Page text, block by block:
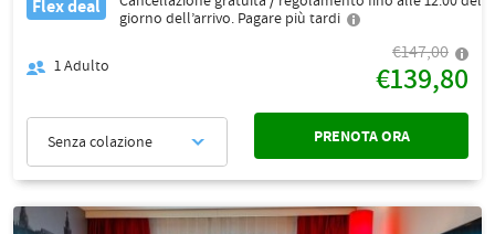
Flex deal
giorno dell’arrivo. Pagare più tardi
1Adulto
€147,00
€139,80
Senza colazione PRENOTA ORA